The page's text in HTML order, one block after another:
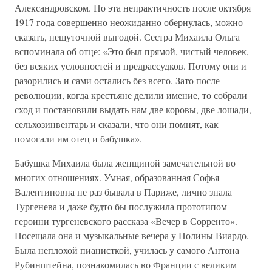
Александровском. Но эта непрактичность после октября
1917 года совершенно неожиданно обернулась, можно
сказать, нешуточной выгодой. Сестра Михаила Ольга
вспоминала об отце: «Это был прямой, чистый человек,
без всяких условностей и предрассудков. Потому они и
разорились и сами остались без всего. Зато после
революции, когда крестьяне делили имение, то собрали
сход и постановили выдать нам две коровы, две лошади,
сельхозинвентарь и сказали, что они помнят, как
помогали им отец и бабушка».
Бабушка Михаила была женщиной замечательной во
многих отношениях. Умная, образованная Софья
Валентиновна не раз бывала в Париже, лично знала
Тургенева и даже будто бы послужила прототипом
героини тургеневского рассказа «Вечер в Сорренто».
Посещала она и музыкальные вечера у Полины Виардо.
Была неплохой пианисткой, училась у самого Антона
Рубинштейна, познакомилась во Франции с великим